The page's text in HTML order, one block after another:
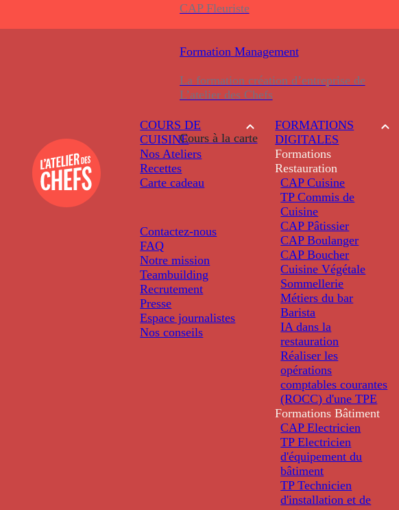
CAP Fleuriste
Formation Management
La formation création d’entreprise de
L’atelier des Chefs
Cours à la carte
COURS DE
CUISINE
Nos Ateliers
Recettes
Carte cadeau
Contactez-nous
FAQ
Notre mission
Teambuilding
Recrutement
Presse
Espace journalistes
Nos conseils
FORMATIONS
DIGITALES
Formations
Restauration
CAP Cuisine
TP Commis de
Cuisine
CAP Pâtissier
CAP Boulanger
CAP Boucher
Cuisine Végétale
Sommellerie
Métiers du bar
Barista
IA dans la
restauration
Réaliser les
opérations
comptables courantes
(ROCC) d'une TPE
Formations Bâtiment
CAP Electricien
TP Electricien
d'équipement du
bâtiment
TP Technicien
d'installation et de